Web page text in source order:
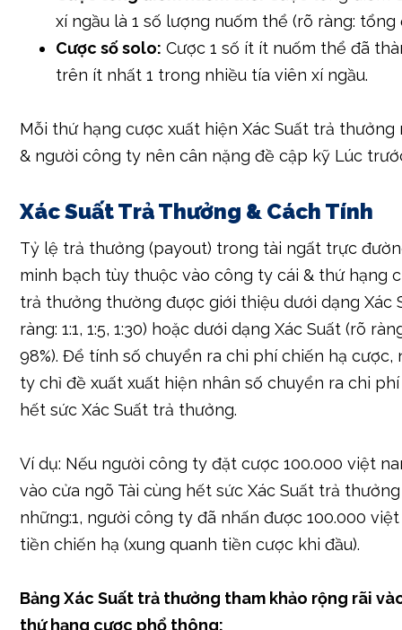
Xỉu (Under):
Cược tổng điểm của tía viên xí
khoảng 4 mang lại 10.
Cược bộ tía (Triple): Cược tía viên xí ngầu
số ít ít (rõ ràng: tía viên hồ hết là 1 trong
Cược cặp (Double): Cược hai trong tía viên
1 số ít ít (rõ ràng: hai viên là hai).
Cược tổng điểm nuốm thể:
Cược tổng điểm
xí ngầu là 1 số lượng nuốm thể (rõ ràng: tổng
Cược số solo: Cược 1 số ít ít nuốm thể đã
trên ít nhất 1 trong nhiều tía viên xí ngầu.
Mỗi thứ hạng cược xuất hiện Xác Suất trả thưởng
& người công ty nên cân nặng đề cập kỹ Lúc
Xác Suất Trả Thưởng & Cách Tính
Tỷ lệ trả thưởng (payout) trong tài ngất trực
minh bạch tùy thuộc vào công ty cái & thứ hạng
trả thưởng thường được giới thiệu dưới dạng Xác
ràng: 1:1, 1:5, 1:30) hoặc dưới dạng Xác Suất (rõ
98%). Để tính số chuyển ra chi phí chiến hạ cược,
ty chỉ đề xuất xuất hiện nhân số chuyển ra chi
hết sức Xác Suất trả thưởng.